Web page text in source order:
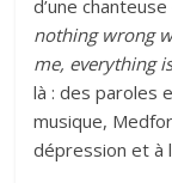
d’une
nothing wrong
me, everything
là : des paroles
musique,
dépression et à